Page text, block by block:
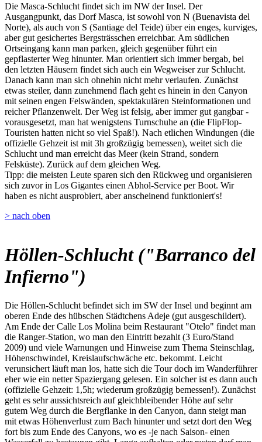
Die Masca-Schlucht findet sich im NW der Insel. Der
Ausgangpunkt, das Dorf Masca, ist sowohl von N (Buenavista del
Norte), als auch von S (Santiage del Teide) über ein enges, kurviges,
aber gut gesichertes Bergsträsschen erreichbar. Am südlichen
Ortseingang kann man parken, gleich gegenüber führt ein
gepflasterter Weg hinunter. Man orientiert sich immer bergab, bei
den letzten Häusern findet sich auch ein Wegweiser zur Schlucht.
Danach kann man sich ohnehin nicht mehr verlaufen. Zunächst
etwas steiler, dann zunehmend flach geht es hinein in den Canyon
mit seinen engen Felswänden, spektakulären Steinformationen und
reicher Pflanzenwelt. Der Weg ist felsig, aber immer gut gangbar -
vorausgesetzt, man hat wenigstens Turnschuhe an (die FlipFlop-
Touristen hatten nicht so viel Spaß!). Nach etlichen Windungen (die
offizielle Gehzeit ist mit 3h großzügig bemessen), weitet sich die
Schlucht und man erreicht das Meer (kein Strand, sondern
Felsküste). Zurück auf dem gleichen Weg.
Tipp: die meisten Leute sparen sich den Rückweg und organisieren
sich zuvor in Los Gigantes einen Abhol-Service per Boot. Wir
haben es nicht ausprobiert, aber anscheinend funktioniert's!
> nach oben
Höllen-Schlucht ("Barranco del
Infierno")
Die Höllen-Schlucht befindet sich im SW der Insel und beginnt am
oberen Ende des hübschen Städtchens Adeje (gut ausgeschildert).
Am Ende der Calle Los Molina beim Restaurant "Otelo" findet man
die Ranger-Station, wo man den Eintritt bezahlt (3 Euro/Stand
2009) und viele Warnungen und Hinweise zum Thema Steinschlag,
Höhenschwindel, Kreislaufschwäche etc. bekommt. Leicht
verunsichert läuft man los, hatte sich die Tour doch im Wanderführer
eher wie ein netter Spaziergang gelesen. Ein solcher ist es dann auch
(offizielle Gehzeit: 1,5h; wiederum großzügig bemessen!). Zunächst
geht es sehr aussichtsreich auf gleichbleibender Höhe auf sehr
gutem Weg durch die Bergflanke in den Canyon, dann steigt man
mit etwas Höhenverlust zum Bach hinunter und setzt dort den Weg
fort bis zum Ende des Canyons, wo es -je nach Saison- einen